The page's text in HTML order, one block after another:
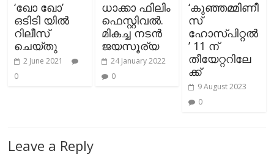
‘ഖോ ഖോ’
ഒടിടി യിൽ
റിലീസ്
ചെയ്തു
2 June 2021
0
ധാക്കാ ഫിലിം
ഫെസ്റ്റിവൽ.
മികച്ച നടന്‍
ജയസൂര്യ
24 January 2022
0
‘കുഞ്ഞമ്മിണീ
സ്
ഹോസ്പിറ്റൽ
’ 11 ന്
തീയേറ്ററിലേ
ക്ക്
9 August 2023
0
Leave a Reply